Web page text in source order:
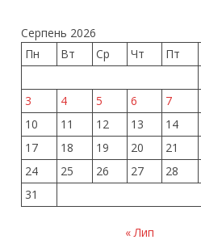
Серпень 2026
Пн
Вт Ср Чт Пт
3
4 5 6 7
10
11 12 13 14
17
18 19 20 21
24
25 26 27 28
31
« Лип